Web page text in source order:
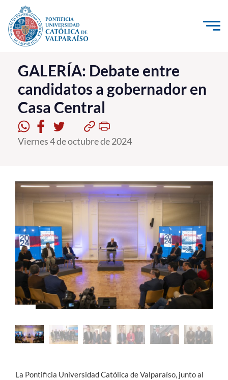
Click acá para ir directamente al contenido
La Universidad
Investigación, Creación e Innovación
PUCV Internacional
Vinculación con el Medio
Pregrado
Postgrado
Formación Continua
Estudiantes
Académicos
Funcionarios
GALERÍA: Debate entre
candidatos a gobernador en
Casa Central
Viernes 4 de octubre de 2024
La Pontificia Universidad Católica de Valparaíso, junto al